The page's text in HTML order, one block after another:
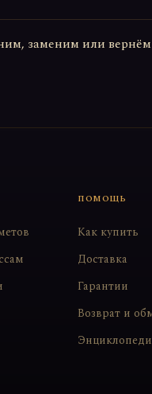
заменим или
ПОМОЩЬ
Как купить
Доставка
Гарантии
Возврат и